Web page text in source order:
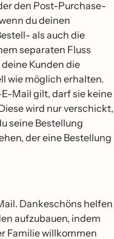
den Post-Purchase-
du deinen
als auch die
separaten Fluss
Kunden die
wie möglich erhalten.
Mail gilt, darf sie keine
wird nur verschickt,
seine Bestellung
der eine Bestellung
Dankeschöns helfen
aufzubauen, indem
Familie willkommen